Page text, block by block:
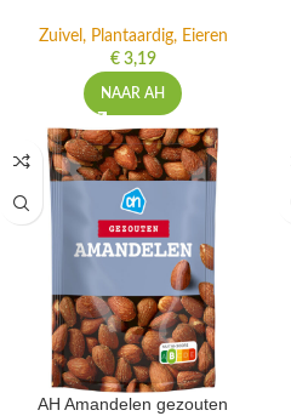
Zuivel, Plantaardig, Eieren
€3,19
NAAR AH
AH Amandelen gezouten